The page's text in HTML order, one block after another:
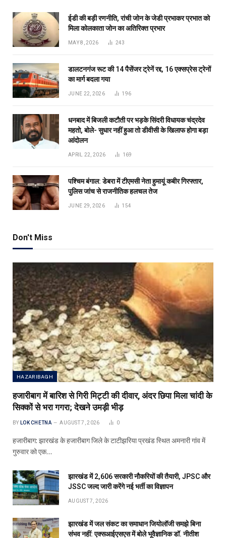
ईडी की बड़ी रणनीति, रांची जोन के जेडी प्रभाकर प्रभात को
मिला कोलकाता जोन का अतिरिक्त प्रभार
MAY 8, 2026 243
डालटनगंज रूट की 14 पैसेंजर ट्रेनें रद्द, 16 एक्सप्रेस ट्रेनों
का मार्ग बदला गया
JUNE 22, 2026 196
धनबाद में बिजली कटौती पर भड़के सिंदरी विधायक चंद्रदेव
महतो, बोले- सुधार नहीं हुआ तो डीवीसी के खिलाफ होगा बड़ा
आंदोलन
APRIL 22, 2026 169
पश्चिम बंगाल: डेबरा में टीएमसी नेता हुमायूं कबीर गिरफ्तार,
पुलिस जांच से राजनीतिक हलचल तेज
JUNE 29, 2026 154
Don't Miss
HAZARIBAGH
हजारीबाग में बारिश से गिरी मिट्टी की दीवार, अंदर छिपा मिला चांदी के
सिक्कों से भरा गगरा; देखने उमड़ी भीड़
BY LOK CHETNA AUGUST 7, 2026 0
हजारीबाग: झारखंड के हजारीबाग जिले के टाटीझरिया प्रखंड स्थित अमनारी गांव में
गुरुवार को एक…
झारखंड में 2,606 सरकारी नौकरियों की तैयारी, JPSC और
JSSC जल्द जारी करेंगे नई भर्ती का विज्ञापन
AUGUST 7, 2026
झारखंड में जल संकट का समाधान जियोलॉजी समझे बिना
संभव नहीं: एक्सआईएसएस में बोले भूवैज्ञानिक डॉ. नीतीश